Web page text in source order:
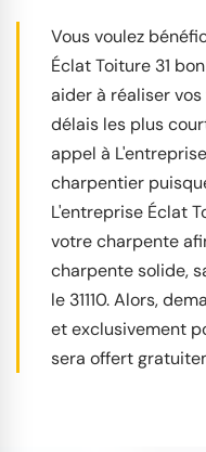
Vous voulez
Éclat Toiture 31
aider à réaliser
délais les plus
appel à
charpentier
L'entreprise Éclat
votre charpente
charpente solide,
le 31110. Alors,
et exclusivement
sera offert